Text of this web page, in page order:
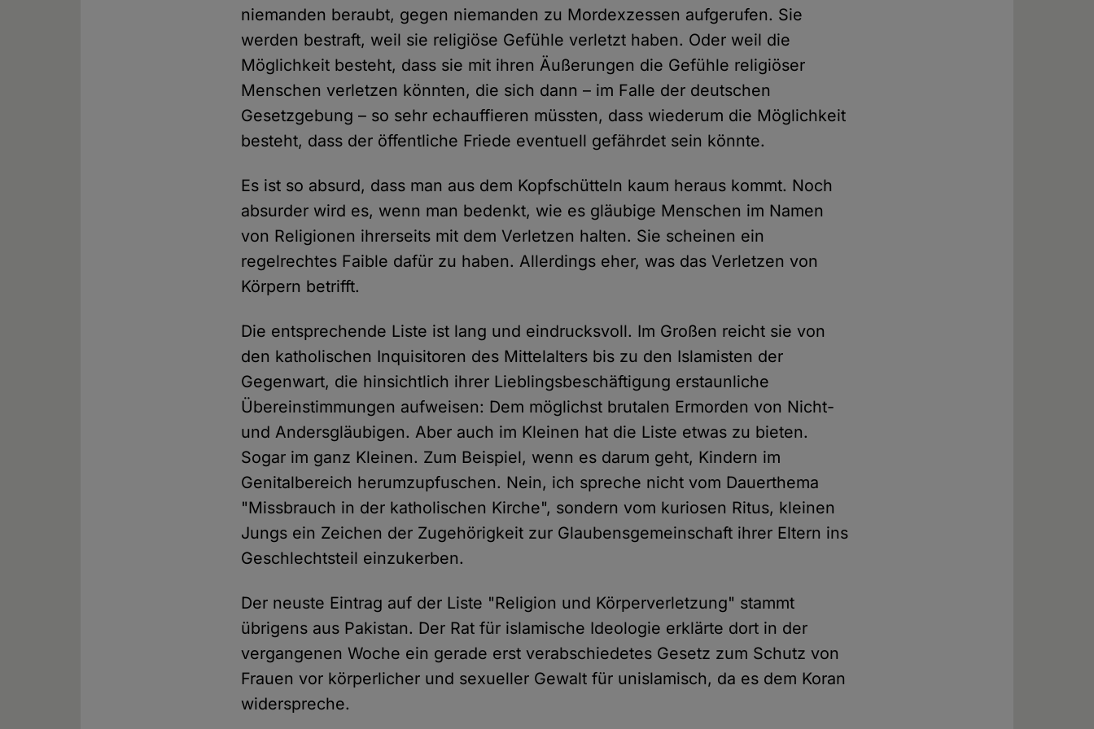
niemanden beraubt, gegen niemanden zu Mordexzessen aufgerufen. Sie
werden bestraft, weil sie religiöse Gefühle verletzt haben. Oder weil die
Möglichkeit besteht, dass sie mit ihren Äußerungen die Gefühle religiöser
Menschen verletzen könnten, die sich dann – im Falle der deutschen
Gesetzgebung – so sehr echauffieren müssten, dass wiederum die Möglichkeit
besteht, dass der öffentliche Friede eventuell gefährdet sein könnte.
Es ist so absurd, dass man aus dem Kopfschütteln kaum heraus kommt. Noch
absurder wird es, wenn man bedenkt, wie es gläubige Menschen im Namen
von Religionen ihrerseits mit dem Verletzen halten. Sie scheinen ein
regelrechtes Faible dafür zu haben. Allerdings eher, was das Verletzen von
Körpern betrifft.
Die entsprechende Liste ist lang und eindrucksvoll. Im Großen reicht sie von
den katholischen Inquisitoren des Mittelalters bis zu den Islamisten der
Gegenwart, die hinsichtlich ihrer Lieblingsbeschäftigung erstaunliche
Übereinstimmungen aufweisen: Dem möglichst brutalen Ermorden von Nicht-
und Andersgläubigen. Aber auch im Kleinen hat die Liste etwas zu bieten.
Sogar im ganz Kleinen. Zum Beispiel, wenn es darum geht, Kindern im
Genitalbereich herumzupfuschen. Nein, ich spreche nicht vom Dauerthema
"Missbrauch in der katholischen Kirche", sondern vom kuriosen Ritus, kleinen
Jungs ein Zeichen der Zugehörigkeit zur Glaubensgemeinschaft ihrer Eltern ins
Geschlechtsteil einzukerben.
Der neuste Eintrag auf der Liste "Religion und Körperverletzung" stammt
übrigens aus Pakistan. Der Rat für islamische Ideologie erklärte dort in der
vergangenen Woche ein gerade erst verabschiedetes Gesetz zum Schutz von
Frauen vor körperlicher und sexueller Gewalt für unislamisch, da es dem Koran
widerspreche.